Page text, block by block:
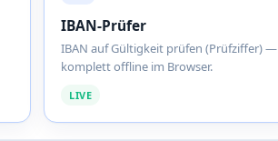
IBAN-Prüfer
IBAN auf Gültigkeit prüfen (Prüfziffer) —
komplett offline im Browser.
LIVE